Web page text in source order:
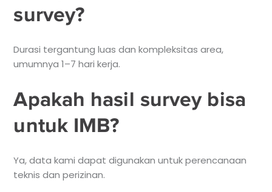
survey?
Durasi tergantung luas dan kompleksitas area,
umumnya 1–7 hari kerja.
Apakah hasil survey bisa
untuk IMB?
Ya, data kami dapat digunakan untuk perencanaan
teknis dan perizinan.